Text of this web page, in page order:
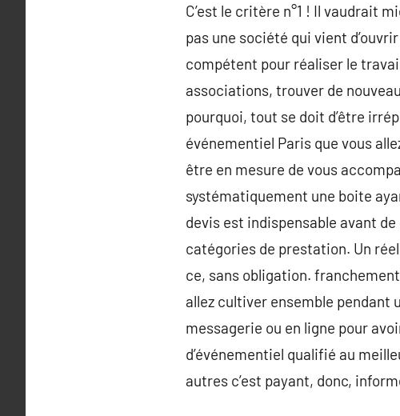
C’est le critère n°1 ! Il vaudrait
pas une société qui vient
compétent pour réaliser le
associations, trouver de
pourquoi, tout se doit d’être
événementiel Paris que vous
être en mesure de vous
systématiquement une boite
devis est indispensable avant
catégories de prestation. Un
ce, sans obligation.
allez cultiver ensemble pendant
messagerie ou en ligne pour
d’événementiel qualifié au
autres c’est payant, donc,